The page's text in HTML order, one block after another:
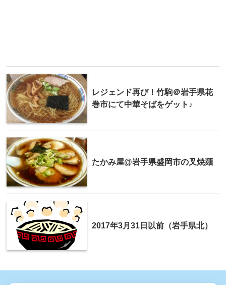
レジェンド再び！竹駒＠岩手県花
巻市にて中華そばをゲット♪
たかみ屋@岩手県盛岡市の叉焼麺
2017年3月31日以前（岩手県北）